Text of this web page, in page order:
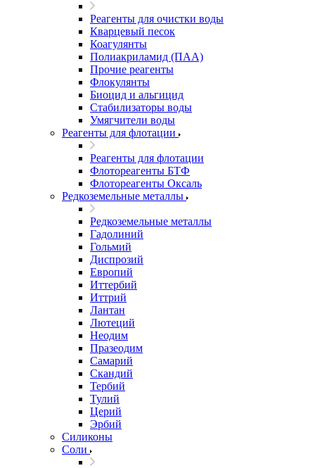
Реагенты для очистки воды
Кварцевый песок
Коагулянты
Полиакриламид (ПАА)
Прочие реагенты
Флокулянты
Биоцид и альгицид
Стабилизаторы воды
Умягчители воды
Реагенты для флотации
Реагенты для флотации
Флотореагенты БТФ
Флотореагенты Оксаль
Редкоземельные металлы
Редкоземельные металлы
Гадолиний
Гольмий
Диспрозий
Европий
Иттербий
Иттрий
Лантан
Лютеций
Неодим
Празеодим
Самарий
Скандий
Тербий
Тулий
Церий
Эрбий
Силиконы
Соли